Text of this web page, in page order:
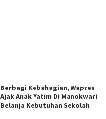
Berbagi Kebahagian, Wapres
Ajak Anak Yatim Di Manokwari
Belanja Kebutuhan Sekolah